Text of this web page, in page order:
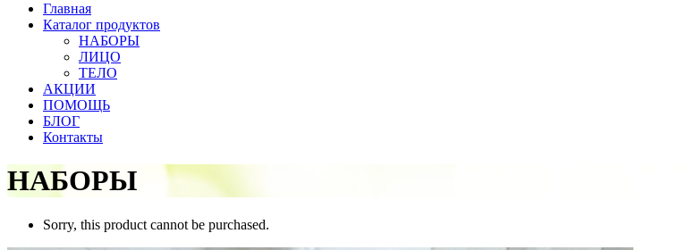
Главная
Каталог продуктов
НАБОРЫ
ЛИЦО
ТЕЛО
АКЦИИ
ПОМОЩЬ
БЛОГ
Контакты
НАБОРЫ
Sorry, this product cannot be purchased.